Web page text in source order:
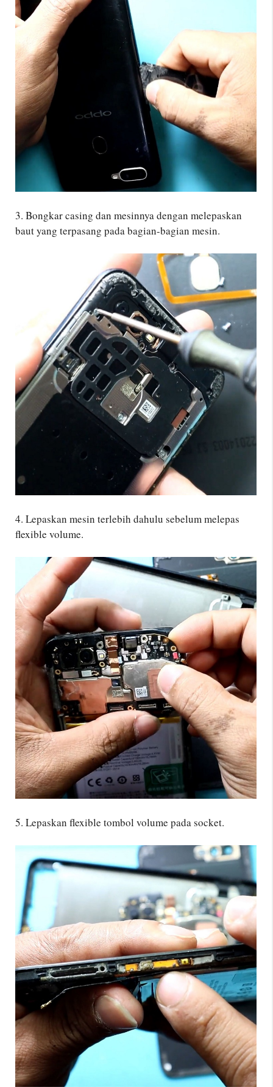
3. Bongkar casing dan mesinnya dengan melepaskan
baut yang terpasang pada bagian-bagian mesin.
4. Lepaskan mesin terlebih dahulu sebelum melepas
flexible volume.
5. Lepaskan flexible tombol volume pada socket.